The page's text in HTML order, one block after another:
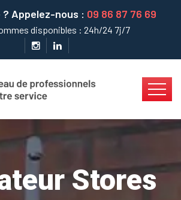
? Appelez-nous : 09 86 87 76 69
disponibles : 24h/24 7j/7
Stores